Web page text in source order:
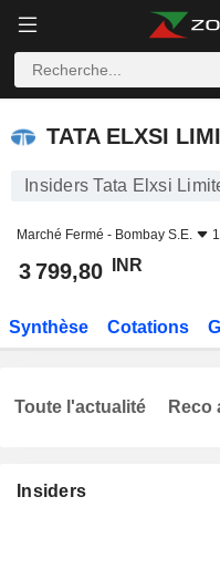
TATA ELXSI LIMITED
TATA ELXSI
Insiders Tata Elxsi
Marché Fermé - Bombay S.E.
3 799,80 INR
Synthèse Cotations
Insiders
Toute l'actualité Reco